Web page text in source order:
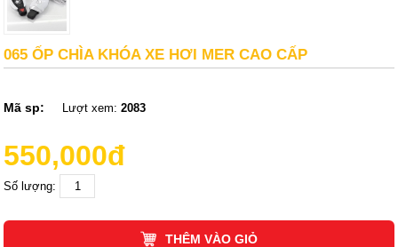
065 ỐP CHÌA KHÓA XE HƠI MER CAO CẤP
Mã sp: Lượt xem:2083
550,000đ
Số lượng:
THÊM VÀO GIỎ